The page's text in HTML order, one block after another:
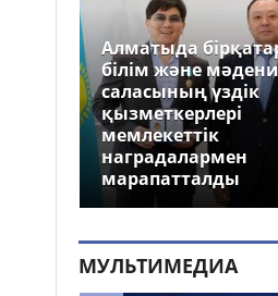
Алматыда
білім және
саласының үздік
қызметкерлері
мемлекеттік
наградалармен
марапатталды
МУЛЬТИМЕДИА